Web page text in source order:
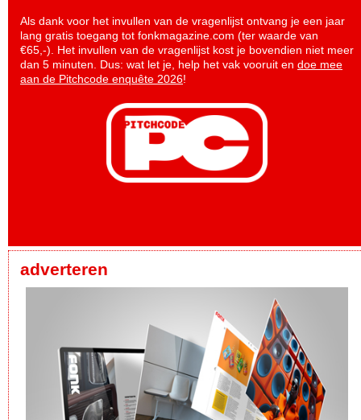
Als dank voor het invullen van de vragenlijst ontvang je een jaar
lang gratis toegang tot fonkmagazine.com (ter waarde van
€65,-). Het invullen van de vragenlijst kost je bovendien niet meer
dan 5 minuten. Dus: wat let je, help het vak vooruit en doe mee
aan de Pitchcode enquête 2026!
adverteren